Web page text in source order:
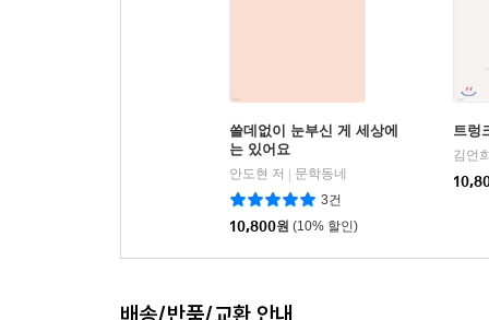
쓸데없이 눈부신 게 세상에
는 있어요
안도현 저
문학동네
3건
10,800원 (10% 할인)
트렁
김언
배송/반품/교환 안내